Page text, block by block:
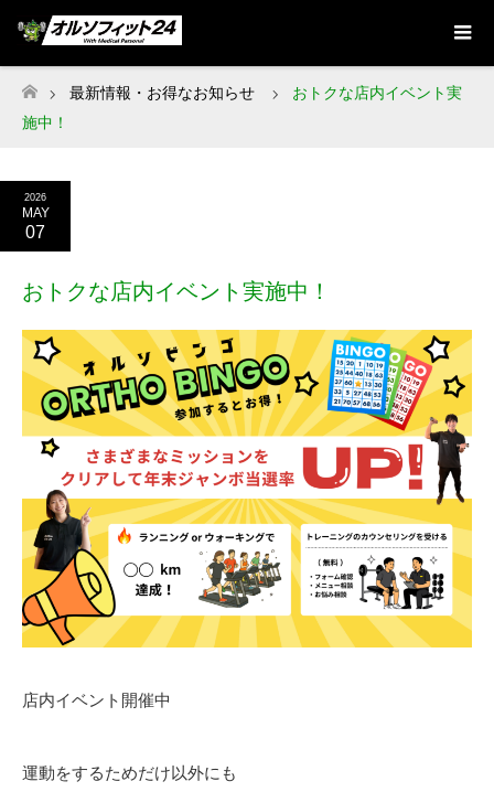
ホーム
最新情報・お得なお知らせ
おトクな店内イベント実
施中！
2026
MAY
07
おトクな店内イベント実施中！
店内イベント開催中
運動をするためだけ以外にも